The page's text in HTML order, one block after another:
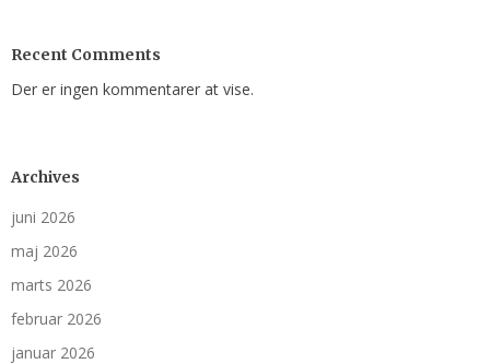
Recent Comments
Der er ingen kommentarer at vise.
Archives
juni 2026
maj 2026
marts 2026
februar 2026
januar 2026